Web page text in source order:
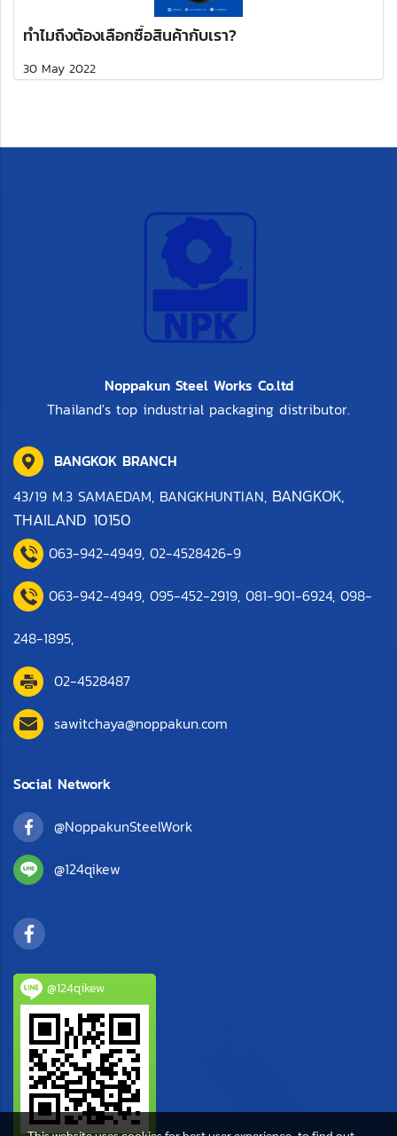
ทำไมถึงต้องเลือกซื้อสินค้ากับเรา?
30 May 2022
Noppakun Steel Works Co.ltd
Thailand's top industrial packaging distributor.
BANGKOK BRANCH
43/19 M.3 SAMAEDAM, BANGKHUNTIAN, BANGKOK,
THAILAND 10150
063-942-4949, 02-4528426-9
063-942-4949, 095-452-2919, 081-901-6924, 098-
248-1895,
02-4528487
sawitchaya@noppakun.com
Social Network
@NoppakunSteelWork
@124qikew
@124qikew